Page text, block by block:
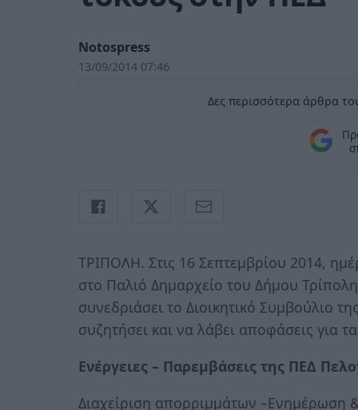
Notospress
13/09/2014 07:46
Δες περισσότερα άρθρα
ΤΡΙΠΟΛΗ. Στις 16 Σεπτεμβρίου 2014,
στο Παλιό Δημαρχείο του Δήμου
συνεδριάσει το Διοικητικό Συμβούλιο
συζητήσει και να λάβει αποφάσεις για
Ενέργειες – Παρεμβάσεις της ΠΕΔ
Διαχείριση απορριμμάτων –Ενημέρωση &